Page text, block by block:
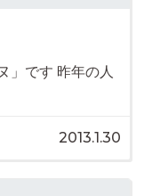
」です 昨年の人
2013.1.30